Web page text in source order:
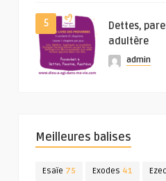
5
Dettes,
adultère
admin
Meilleures balises
Esaïe 75 Exodes 41